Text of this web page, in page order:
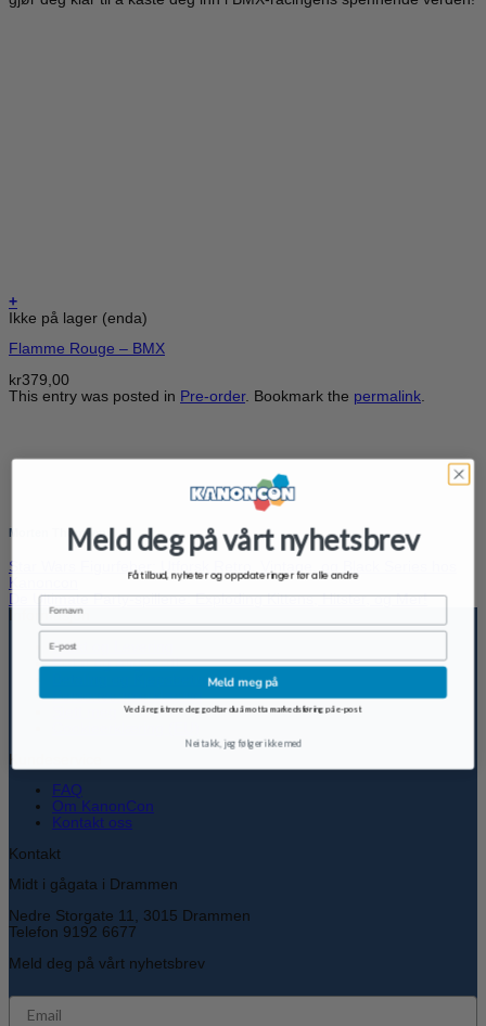
+
Ikke på lager (enda)
Flamme Rouge – BMX
kr379,00
This entry was posted in Pre-order. Bookmark the permalink
Morten Thomsen
Star Wars Figurfeber: Utforsk Retro, Vintage, og Black Series hos
Kanoncon
De Ultimate Party-spillene: Exploding Kittens, Hitster, og Mer!
Informasjon
Frakt og Levering
Retur og angrerett
Betaling og Kjøpsbetingelser
Personvernserklæring
Kundeservice
FAQ
Om KanonCon
Kontakt oss
Kontakt
Midt i gågata i Drammen
Nedre Storgate 11, 3015 Drammen
Telefon 9192 6677
Meld deg på vårt nyhetsbrev
email
Meld deg på vårt nyhetsbrev
Få tilbud, nyheter og oppdateringer før alle andre
Fornavn
Email
Meld meg på
Ved å registrere deg godtar du å motta markedsføring på e-post
Nei takk, jeg følger ikke med